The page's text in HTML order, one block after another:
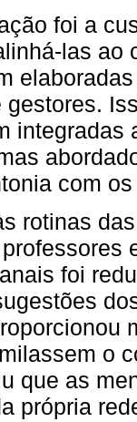
foi a
las ao
gestores.
integradas
com
rotinas
foi
o
que as
própria